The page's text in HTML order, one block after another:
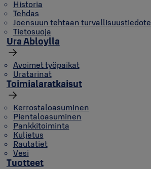
Historia
Tehdas
Joensuun tehtaan turvallisuustiedote
Tietosuoja
Ura Abloylla
Avoimet työpaikat
Uratarinat
Toimialaratkaisut
Kerrostaloasuminen
Pientaloasuminen
Pankkitoiminta
Kuljetus
Rautatiet
Vesi
Tuotteet